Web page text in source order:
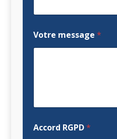
Votre message *
Accord RGPD*